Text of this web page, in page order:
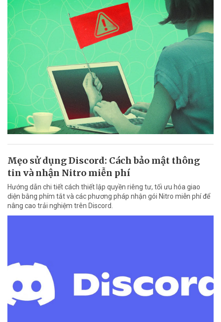
Mẹo sử dụng Discord: Cách bảo mật thông
tin và nhận Nitro miễn phí
Hướng dẫn chi tiết cách thiết lập quyền riêng tư, tối ưu hóa giao
diện bằng phím tắt và các phương pháp nhận gói Nitro miễn phí để
nâng cao trải nghiệm trên Discord.